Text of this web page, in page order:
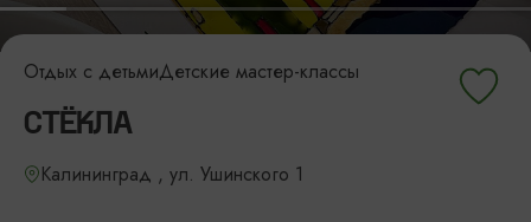
Отдых с детьмиДетские мастер-классы
СТЁКЛА
Калининград , ул. Ушинского 1